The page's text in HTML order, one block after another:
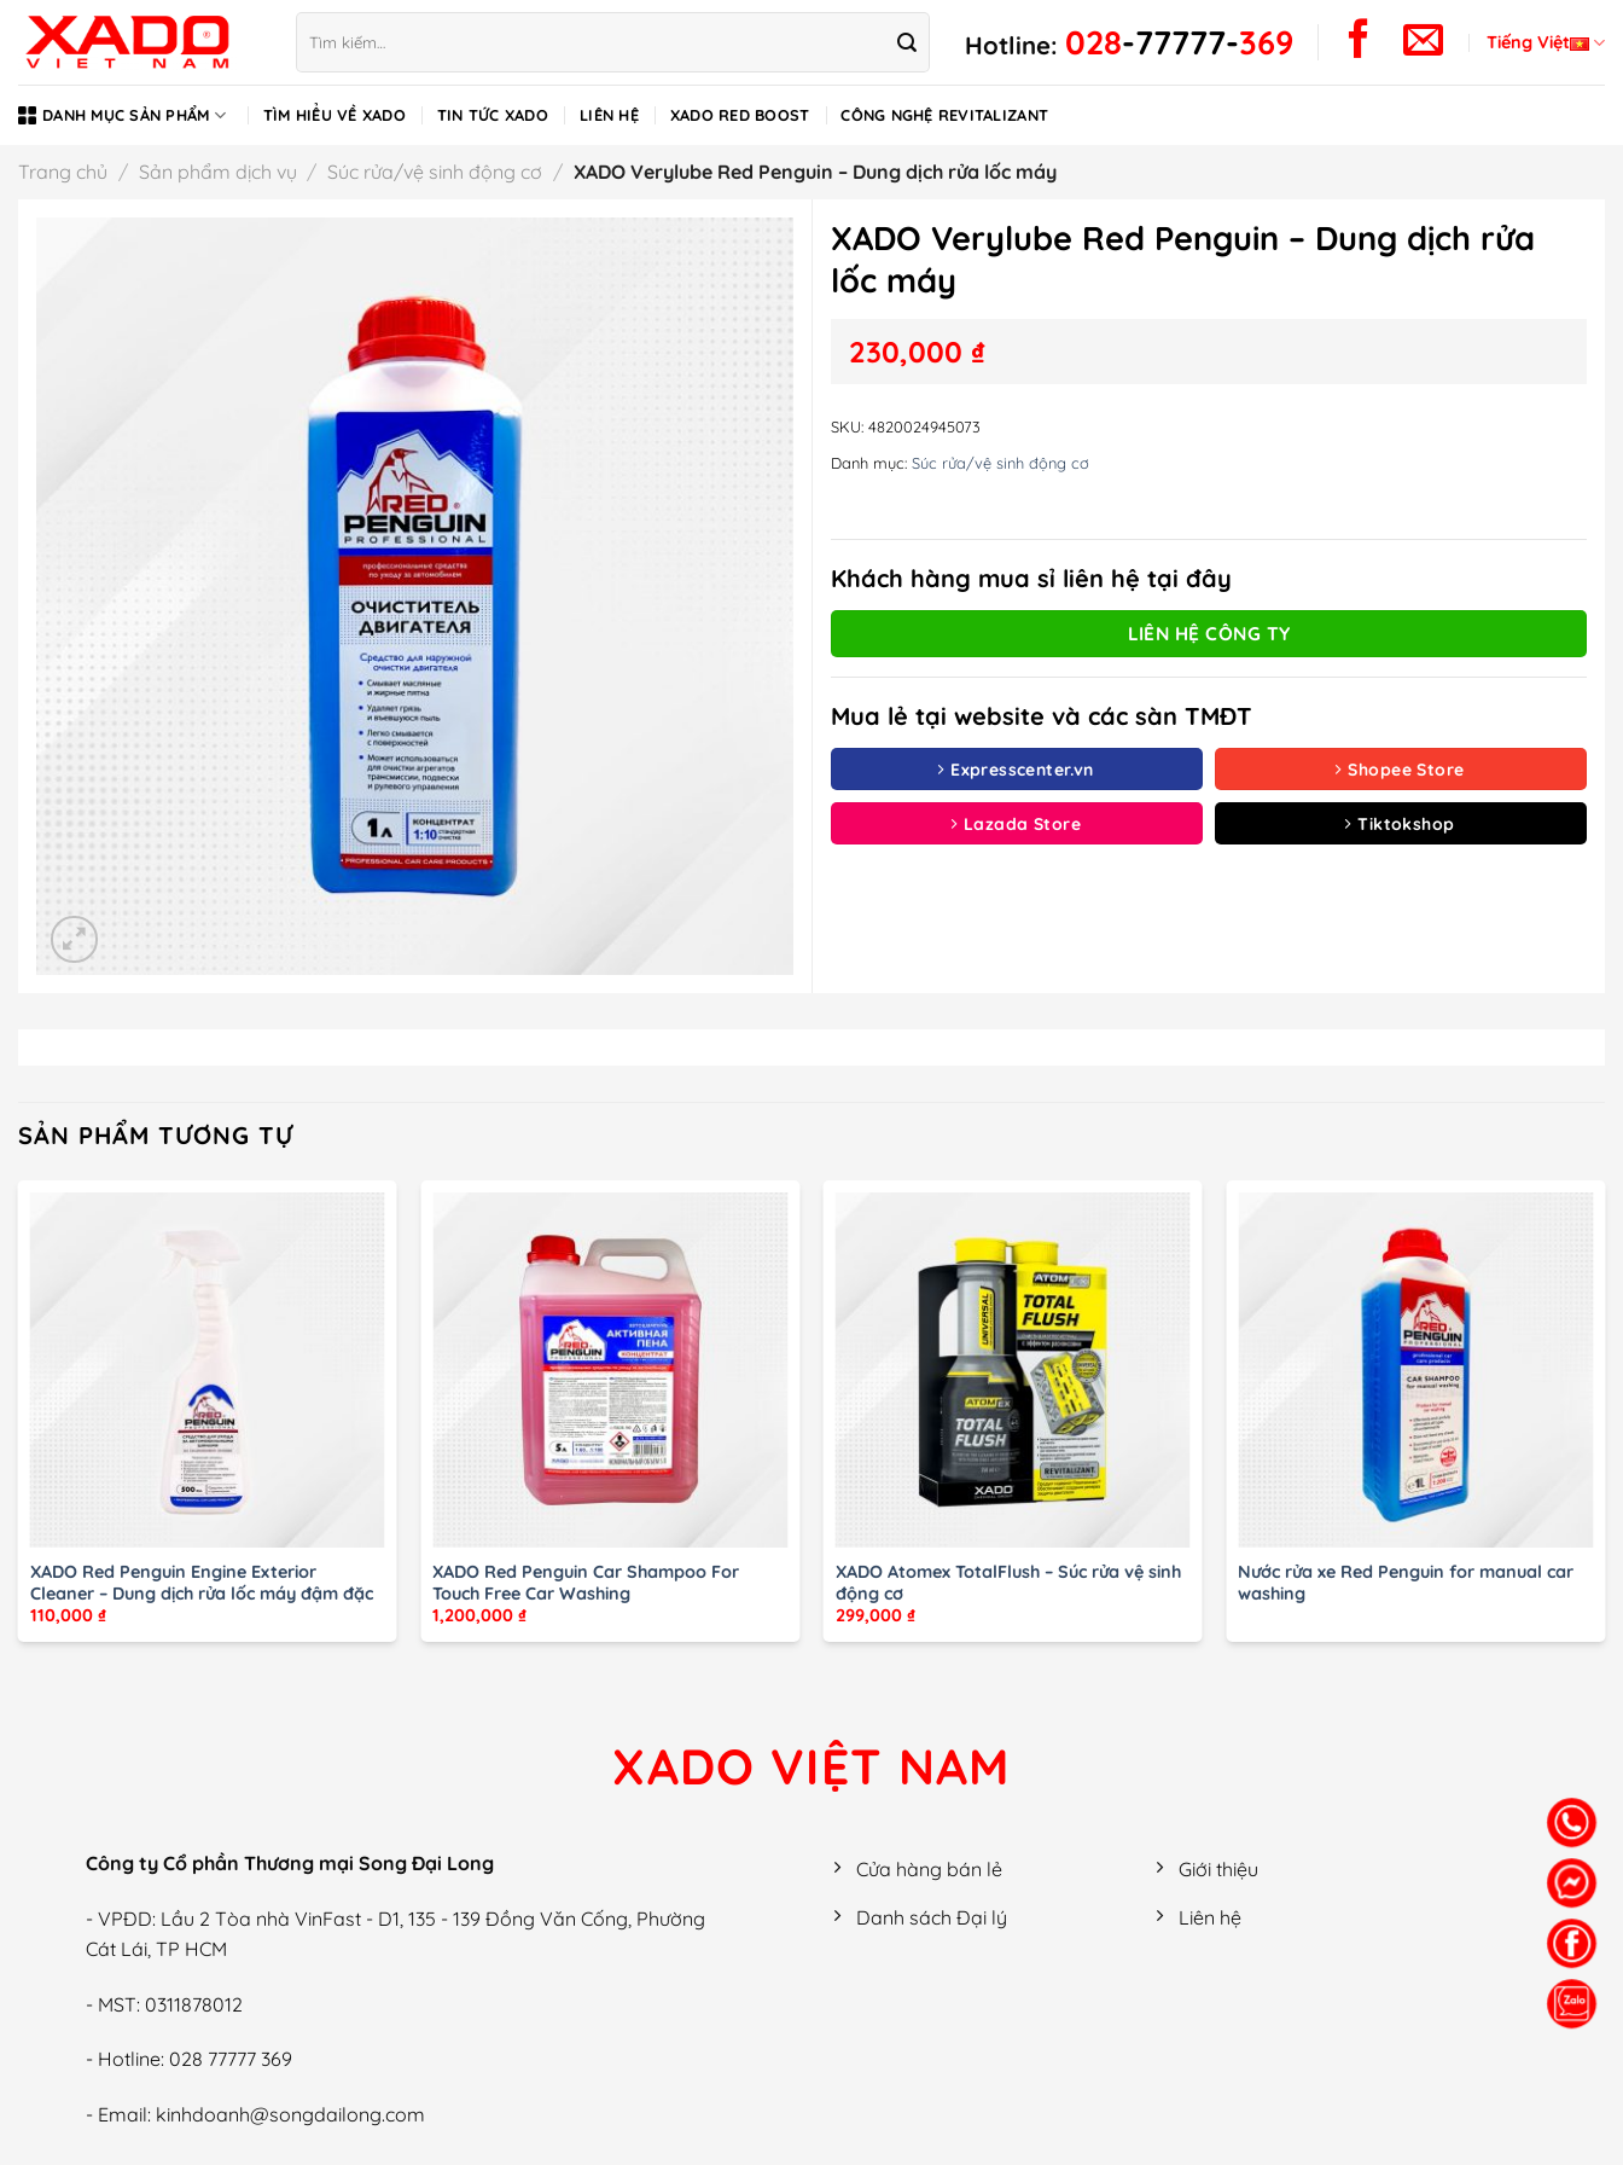
qua
dung
kiếm:
Hotline: 028-77777-369 Tiếng Việt
DANH MỤC SẢN PHẨM TÌM HIỂU VỀ XADO TIN TỨC XADO LIÊN HỆ XADO RED BOOST CÔNG NGHỆ REVITALIZANT
Trang chủ / Sản phẩm dịch vụ / Súc rửa/vệ sinh động cơ / XADO Verylube Red Penguin – Dung dịch rửa lốc máy
XADO Verylube Red Penguin – Dung dịch rửa
lốc máy
230,000 ₫
SKU: 4820024945073
Danh mục: Súc rửa/vệ sinh động cơ
Khách hàng mua sỉ liên hệ tại đây
LIÊN HỆ CÔNG TY
Mua lẻ tại website và các sàn TMĐT
Expresscenter.vn Shopee Store
Lazada Store Tiktokshop
SẢN PHẨM TƯƠNG TỰ
XADO Red Penguin Engine Exterior
Cleaner – Dung dịch rửa lốc máy đậm đặc
110,000 ₫
XADO Red Penguin Car Shampoo For
Touch Free Car Washing
1,200,000₫
XADO Atomex TotalFlush – Súc rửa vệ sinh
động cơ
299,000 ₫
Nước rửa xe Red Penguin for manual car
washing
XADO VIỆT NAM
Công ty Cổ phần Thương mại Song Đại Long
- VPĐD: Lầu 2 Tòa nhà VinFast - D1, 135 - 139 Đồng Văn Cống, Phường
Cát Lái, TP HCM
- MST: 0311878012
- Hotline: 028 77777 369
- Email: kinhdoanh@songdailong.com
Cửa hàng bán lẻ
Danh sách Đại lý
Giới thiệu
Liên hệ